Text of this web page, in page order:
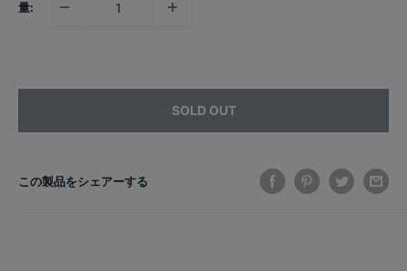
量:
SOLD OUT
この製品をシェアーする